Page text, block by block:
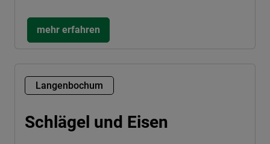
mehr erfahren
Langenbochum
Schlägel und Eisen